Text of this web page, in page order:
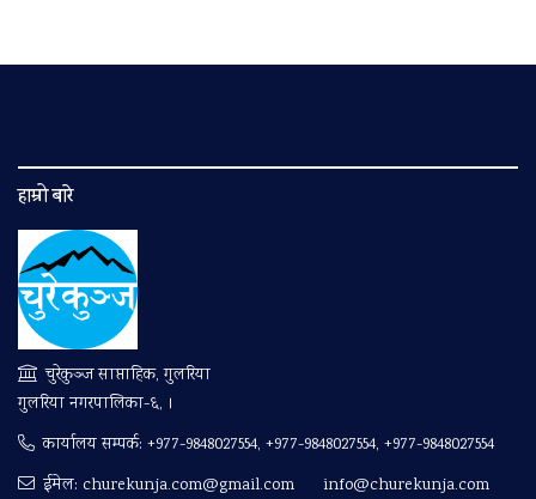
हाम्रो बारे
चुरेकुञ्ज साप्ताहिक, गुलरिया
गुलरिया नगरपालिका-६, ।
कार्यालय सम्पर्क: +977-9848027554, +977-9848027554, +977-9848027554
ईमेल: churekunja.com@gmail.com
info@churekunja.com